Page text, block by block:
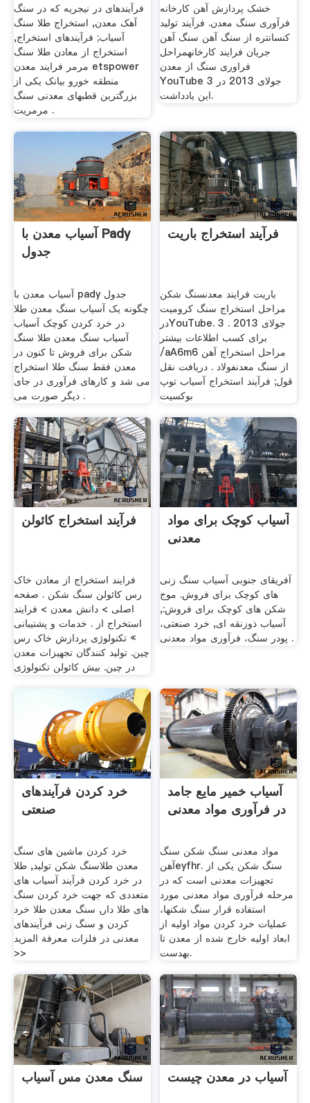
فرآیندهای در نیجریه که در سنگ
آهک معدن, استخراج طلا سنگ
آسیاب; فرآیندهای استخراج,
استخراج از معادن طلا سنگ
مرمر فرایند معدن etspower
منطقه خورو بیانک یکی از
بزرگترین قطبهای معدنی سنگ
مرمریت .
خشک پردازش آهن کارخانه
فرآوری سنگ معدن. فرآيند توليد
كنسانتره از سنگ آهن سنگ آهن
جریان فرایند کارخانه‫مراحل
فراوری سنگ از معدن‬‎
YouTube 3 جولای 2013 در
این یادداشت.
آسیاب معدن با Pady
جدول
آسیاب معدن با pady جدول
چگونه یک آسیاب سنگ معدن طلا
در خرد کردن کوچک آسیاب
آسیاب سنگ معدن طلا سنگ
شکن برای فروش تا کنون در
معدن فقط سنگ طلا استخراج
می شد و کارهای فرآوری در جای
دیگر صورت می .
فرآیند استخراج باریت
باریت فرایند معدنسنگ شکن
مراحل استخراج سنگ کرومیت
درYouTube. 3 جولای 2013 .
برای کسب اطلاعات بیشتر
/aA6m6 مراحل استخراج آهن
از سنگ معدنفولاد . دریافت نقل
قول; فرآیند استخراج آسیاب توپ
بوکسیت
فرآیند استخراج کائولن
فرایند استخراج از معادن خاک
رس کائولن سنگ شکن . صفحه
اصلی > دانش معدن > فرایند
استخراج از . خدمات و پشتیبانی
» تکنولوژی پردازش خاک رس
چین. تولید کنندگان تجهیزات معدن
در چین. بیش کائولن تکنولوژی
آسیاب کوچک برای مواد
معدنی
آفریقای جنوبی آسیاب سنگ زنی
های کوچک برای فروش. موج
شکن های کوچک برای فروش:,
آسیاب ذوزنقه ای, خرد صنعتی،
پودر سنگ، فرآوری مواد معدنی .
خرد کردن فرآیندهای
صنعتی
خرد کردن ماشین های سنگ
معدن طلاسنگ شکن تولید, طلا
در خرد کردن فرآیند آسیاب های
متعددی که جهت خرد کردن سنگ
های طلا دار, سنگ معدن طلا خرد
کردن و سنگ زنی فرآیندهای
معدنی در فلزات معرفة المزيد
>>
آسیاب خمیر مایع جامد
در فرآوری مواد معدنی
مواد معدنی سنگ شکن سنگ
آهنeyfhr. سنگ شکن یکی از
تجهیزات معدنی است که در
مرحله فرآوری مواد معدنی مورد
استفاده قرار سنگ شکنها،
عملیات خرد کردن مواد اولیه از
ابعاد اولیه خارج شده از معدن تا
بهدست.
سنگ معدن مس آسیاب آسیاب در معدن چیست